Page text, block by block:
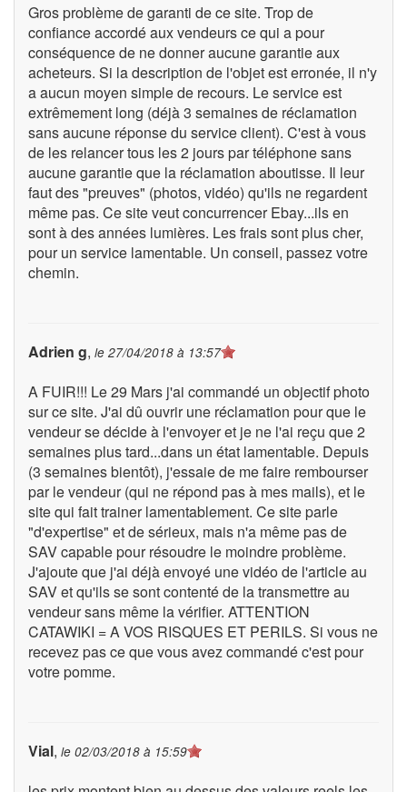
Gros problème de garanti de ce site. Trop de
confiance accordé aux vendeurs ce qui a pour
conséquence de ne donner aucune garantie aux
acheteurs. Si la description de l'objet est erronée, il n'y
a aucun moyen simple de recours. Le service est
extrêmement long (déjà 3 semaines de réclamation
sans aucune réponse du service client). C'est à vous
de les relancer tous les 2 jours par téléphone sans
aucune garantie que la réclamation aboutisse. Il leur
faut des "preuves" (photos, vidéo) qu'ils ne regardent
même pas. Ce site veut concurrencer Ebay...ils en
sont à des années lumières. Les frais sont plus cher,
pour un service lamentable. Un conseil, passez votre
chemin.
Adrien g, le 27/04/2018 à 13:57
A FUIR!!! Le 29 Mars j'ai commandé un objectif photo
sur ce site. J'ai dû ouvrir une réclamation pour que le
vendeur se décide à l'envoyer et je ne l'ai reçu que 2
semaines plus tard...dans un état lamentable. Depuis
(3 semaines bientôt), j'essaie de me faire rembourser
par le vendeur (qui ne répond pas à mes mails), et le
site qui fait trainer lamentablement. Ce site parle
"d'expertise" et de sérieux, mais n'a même pas de
SAV capable pour résoudre le moindre problème.
J'ajoute que j'ai déjà envoyé une vidéo de l'article au
SAV et qu'ils se sont contenté de la transmettre au
vendeur sans même la vérifier. ATTENTION
CATAWIKI = A VOS RISQUES ET PERILS. Si vous ne
recevez pas ce que vous avez commandé c'est pour
votre pomme.
Vial, le 02/03/2018 à 15:59